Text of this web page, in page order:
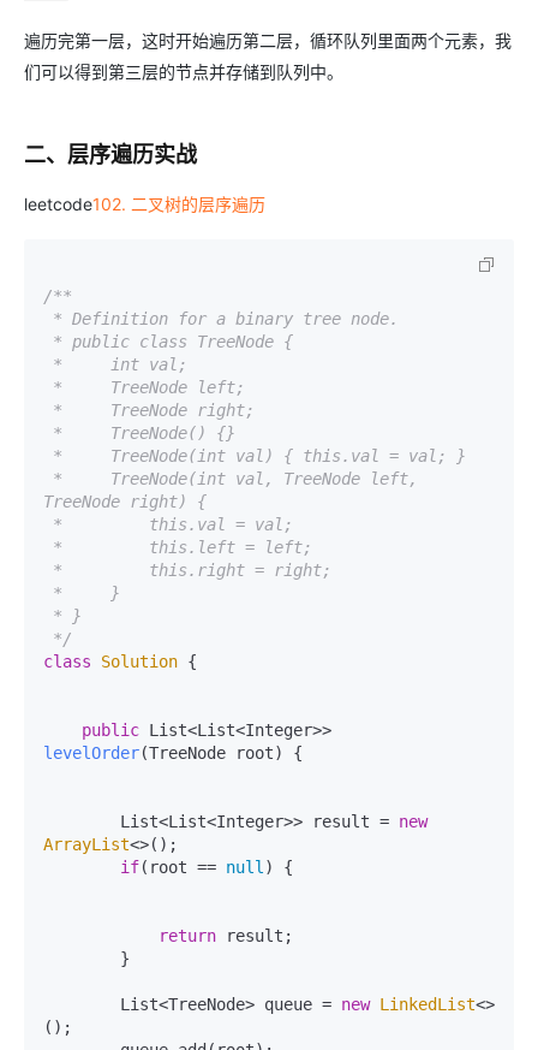
遍历完第一层，这时开始遍历第二层，循环队列里面两个元素，我
们可以得到第三层的节点并存储到队列中。
二、层序遍历实战
leetcode102. 二叉树的层序遍历
/**
TreeNode right) {
*/
class
Solution {
public
levelOrder(TreeNode root) {
        List<List<Integer>> result =
new
ArrayList<>();
if(root == null ) {
return result;
        List<TreeNode> queue =
new LinkedList<>
();